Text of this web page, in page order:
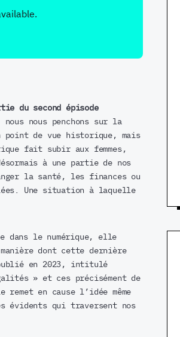
du second épisode
nous nous penchons sur la
point de vue historique, mais
fait subir aux femmes,
à une partie de nos
la santé, les finances ou
Une situation à laquelle
le numérique, elle
dont cette dernière
en 2023, intitulé
» et ces précisément de
en cause l’idée même
évidents qui traversent nos